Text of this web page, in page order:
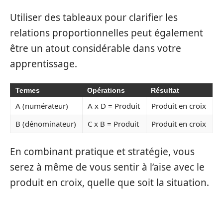
Utiliser des tableaux pour clarifier les
relations proportionnelles peut également
être un atout considérable dans votre
apprentissage.
Termes Opérations Résultat
A (numérateur) A x D = Produit
Produit en croix
B (dénominateur)
C x B = Produit Produit en croix
En combinant pratique et stratégie, vous
serez à même de vous sentir à l’aise avec le
produit en croix, quelle que soit la situation.